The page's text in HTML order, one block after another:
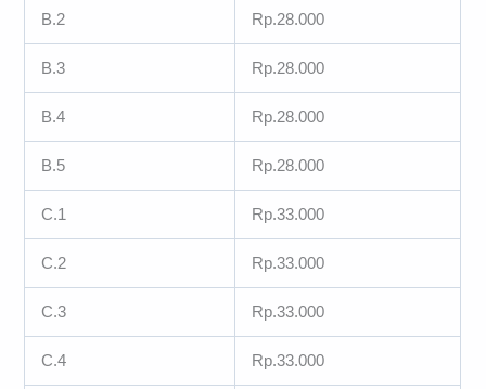
B.2 Rp.28.000
B.3 Rp.28.000
B.4 Rp.28.000
B.5 Rp.28.000
C.1 Rp.33.000
C.2 Rp.33.000
C.3 Rp.33.000
C.4 Rp.33.000